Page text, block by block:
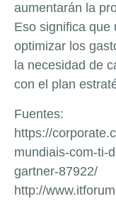
aumentarán la
Eso significa que
optimizar los
la necesidad de
con el plan
Fuentes:
https://
mundiais-com-ti-
gartner-87922/
http://